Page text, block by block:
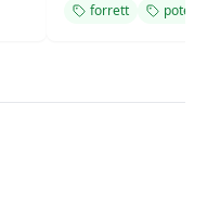
forrett potet